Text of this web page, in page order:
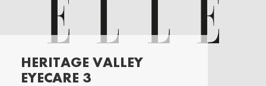
HERITAGE VALLEY
EYECARE 3